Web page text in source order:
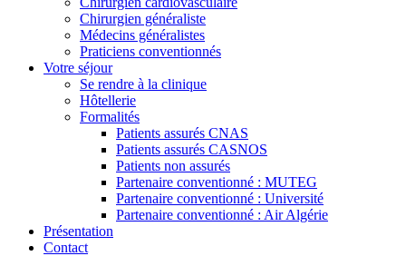
Chirurgien généraliste
Médecins généralistes
Praticiens conventionnés
Votre séjour
Se rendre à la clinique
Hôtellerie
Formalités
Patients assurés CNAS
Patients assurés CASNOS
Patients non assurés
Partenaire conventionné : MUTEG
Partenaire conventionné : Université
Partenaire conventionné : Air Algérie
Présentation
Contact